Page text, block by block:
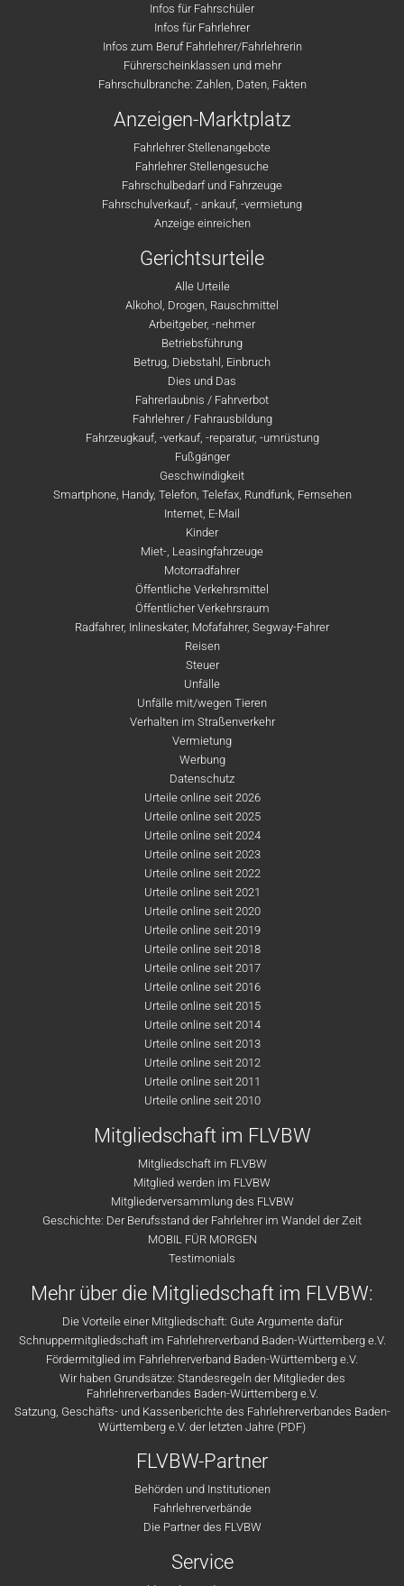
Infos für Fahrschüler
Infos für Fahrlehrer
Infos zum Beruf Fahrlehrer/Fahrlehrerin
Führerscheinklassen und mehr
Fahrschulbranche: Zahlen, Daten, Fakten
Anzeigen-Marktplatz
Fahrlehrer Stellenangebote
Fahrlehrer Stellengesuche
Fahrschulbedarf und Fahrzeuge
Fahrschulverkauf, - ankauf, -vermietung
Anzeige einreichen
Gerichtsurteile
Alle Urteile
Alkohol, Drogen, Rauschmittel
Arbeitgeber, -nehmer
Betriebsführung
Betrug, Diebstahl, Einbruch
Dies und Das
Fahrerlaubnis / Fahrverbot
Fahrlehrer / Fahrausbildung
Fahrzeugkauf, -verkauf, -reparatur, -umrüstung
Fußgänger
Geschwindigkeit
Smartphone, Handy, Telefon, Telefax, Rundfunk, Fernsehen
Internet, E-Mail
Kinder
Miet-, Leasingfahrzeuge
Motorradfahrer
Öffentliche Verkehrsmittel
Öffentlicher Verkehrsraum
Radfahrer, Inlineskater, Mofafahrer, Segway-Fahrer
Reisen
Steuer
Unfälle
Unfälle mit/wegen Tieren
Verhalten im Straßenverkehr
Vermietung
Werbung
Datenschutz
Urteile online seit 2026
Urteile online seit 2025
Urteile online seit 2024
Urteile online seit 2023
Urteile online seit 2022
Urteile online seit 2021
Urteile online seit 2020
Urteile online seit 2019
Urteile online seit 2018
Urteile online seit 2017
Urteile online seit 2016
Urteile online seit 2015
Urteile online seit 2014
Urteile online seit 2013
Urteile online seit 2012
Urteile online seit 2011
Urteile online seit 2010
Mitgliedschaft im FLVBW
Mitgliedschaft im FLVBW
Mitglied werden im FLVBW
Mitgliederversammlung des FLVBW
Geschichte: Der Berufsstand der Fahrlehrer im Wandel der Zeit
MOBIL FÜR MORGEN
Testimonials
Mehr über die Mitgliedschaft im FLVBW:
Die Vorteile einer Mitgliedschaft: Gute Argumente dafür
Schnuppermitgliedschaft im Fahrlehrerverband Baden-Württemberg e.V.
Fördermitglied im Fahrlehrerverband Baden-Württemberg e.V.
Wir haben Grundsätze: Standesregeln der Mitglieder des
Fahrlehrerverbandes Baden-Württemberg e.V.
Satzung, Geschäfts- und Kassenberichte des Fahrlehrerverbandes Baden-
Württemberg e.V. der letzten Jahre (PDF)
FLVBW-Partner
Behörden und Institutionen
Fahrlehrerverbände
Die Partner des FLVBW
Service